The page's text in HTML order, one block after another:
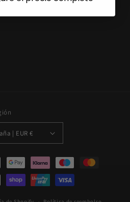
España | EUR €